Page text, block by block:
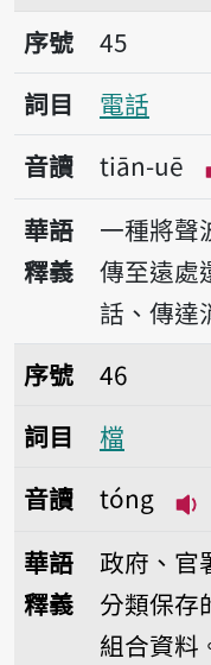
序號45電話
序號
45
詞目
電話
音讀
tiān-uē
華語
釋義
一種將聲
傳至遠處
話、傳達
序號46檔
序號
46
詞目
檔
音讀
tóng
華語
釋義
政府、官
分類保存
組合資料